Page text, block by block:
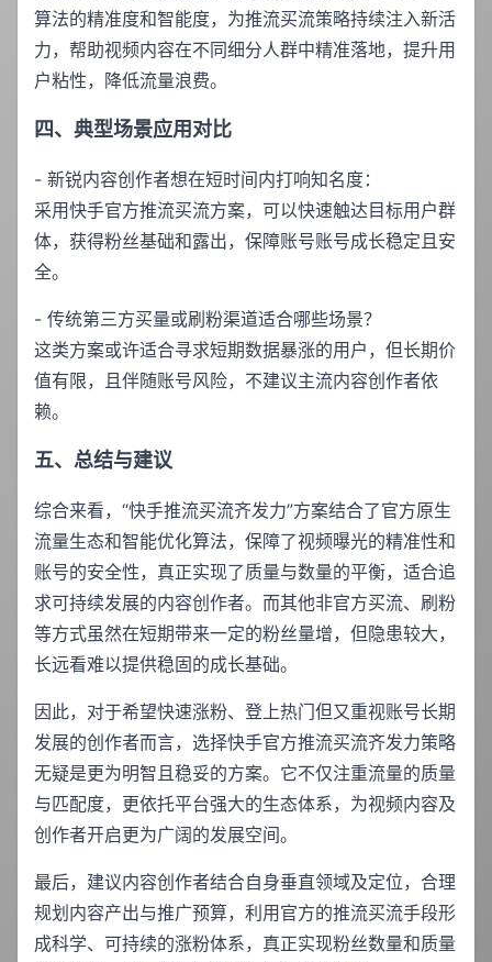
算法的精准度和智能度，为推流买流策略持续注入新活
力，帮助视频内容在不同细分人群中精准落地，提升用
户粘性，降低流量浪费。
四、典型场景应用对比
- 新锐内容创作者想在短时间内打响知名度：
采用快手官方推流买流方案，可以快速触达目标用户群
体，获得粉丝基础和露出，保障账号账号成长稳定且安
全。
- 传统第三方买量或刷粉渠道适合哪些场景？
这类方案或许适合寻求短期数据暴涨的用户，但长期价
值有限，且伴随账号风险，不建议主流内容创作者依
赖。
五、总结与建议
综合来看，“快手推流买流齐发力”方案结合了官方原生
流量生态和智能优化算法，保障了视频曝光的精准性和
账号的安全性，真正实现了质量与数量的平衡，适合追
求可持续发展的内容创作者。而其他非官方买流、刷粉
等方式虽然在短期带来一定的粉丝量增，但隐患较大，
长远看难以提供稳固的成长基础。
因此，对于希望快速涨粉、登上热门但又重视账号长期
发展的创作者而言，选择快手官方推流买流齐发力策略
无疑是更为明智且稳妥的方案。它不仅注重流量的质量
与匹配度，更依托平台强大的生态体系，为视频内容及
创作者开启更为广阔的发展空间。
最后，建议内容创作者结合自身垂直领域及定位，合理
规划内容产出与推广预算，利用官方的推流买流手段形
成科学、可持续的涨粉体系，真正实现粉丝数量和质量